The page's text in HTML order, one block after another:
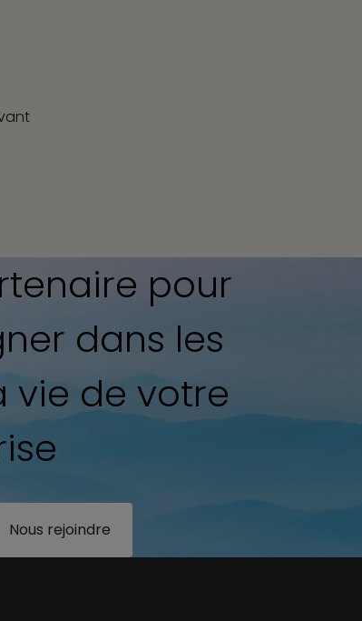
pour
dans les
vie de votre
Nous rejoindre